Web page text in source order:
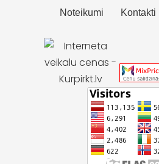
Noteikumi Kontakti